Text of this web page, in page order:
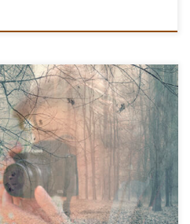
la fotografía, pero
fotos de recuerdo”. Al llegar a
jubilación, decidió […]